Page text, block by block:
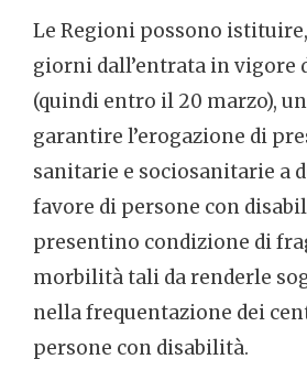
Le Regioni possono
giorni dall’entrata in vigore
(quindi entro il 20 marzo),
garantire l’erogazione di
sanitarie e sociosanitarie a
favore di persone con
presentino condizione di
morbilità tali da renderle
nella frequentazione dei
persone con disabilità.